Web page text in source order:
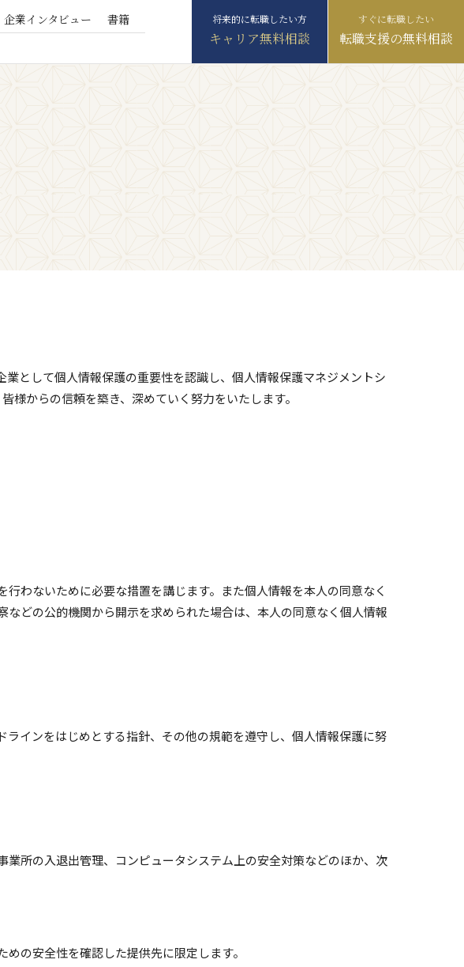
企業インタビュー 書籍
キャリア無料相談 転職支援の無料相談
として個人情報保護の重要性を認識し、個人情報保護マネジメントシ
からの信頼を築き、深めていく努力をいたします。
わないために必要な措置を講じます。また個人情報を本人の同意なく
どの公的機関から開示を求められた場合は、本人の同意なく個人情報
インをはじめとする指針、その他の規範を遵守し、個人情報保護に努
所の入退出管理、コンピュータシステム上の安全対策などのほか、次
の安全性を確認した提供先に限定します。